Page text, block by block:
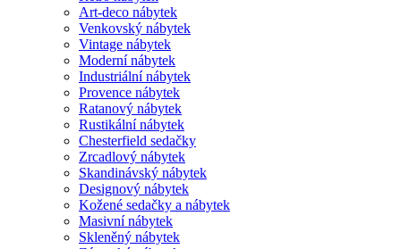
Art-deco nábytek
Venkovský nábytek
Vintage nábytek
Moderní nábytek
Industriální nábytek
Provence nábytek
Ratanový nábytek
Rustikální nábytek
Chesterfield sedačky
Zrcadlový nábytek
Skandinávský nábytek
Designový nábytek
Kožené sedačky a nábytek
Masivní nábytek
Skleněný nábytek